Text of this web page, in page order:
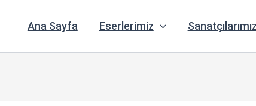
Ana Sayfa Eserlerimiz Sanatçılarımız